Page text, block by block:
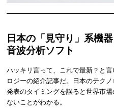
日本の「見守り」系機
音波分析ソフト
ハッキリ言って、これで最新？と
ロジーの紹介記事だ。日本のテク
発表のタイミングを誤ると世界市
ないことがわかる。